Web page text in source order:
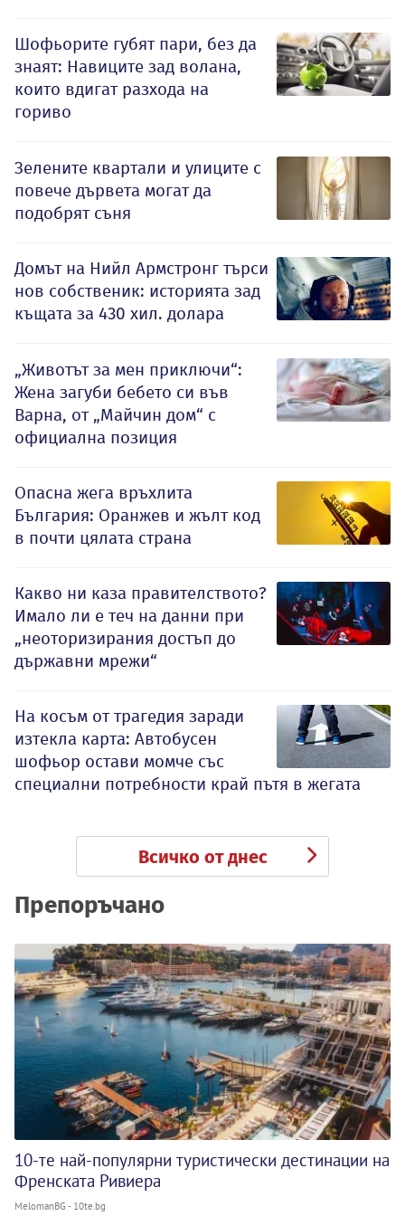
Шофьорите губят пари, без да
знаят: Навиците зад волана,
които вдигат разхода на
гориво
Зелените квартали и улиците с
повече дървета могат да
подобрят съня
Домът на Нийл Армстронг търси
нов собственик: историята зад
къщата за 430 хил. долара
„Животът за мен приключи“:
Жена загуби бебето си във
Варна, от „Майчин дом“ с
официална позиция
Опасна жега връхлита
България: Оранжев и жълт код
в почти цялата страна
Какво ни каза правителството?
Имало ли е теч на данни при
„неоторизирания достъп до
държавни мрежи“
На косъм от трагедия заради
изтекла карта: Автобусен
шофьор остави момче със
специални потребности край пътя в жегата
Всичко от днес
Препоръчано
10-те най-популярни туристически дестинации на
Френската Ривиера
MelomanBG - 10te.bg